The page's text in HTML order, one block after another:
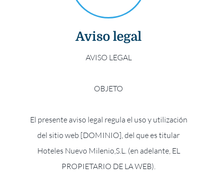
Aviso legal
AVISO LEGAL
OBJETO
El presente aviso legal regula el uso y utilización
del sitio web [DOMINIO], del que es titular
Hoteles Nuevo Milenio,S.L. (en adelante, EL
PROPIETARIO DE LA WEB).